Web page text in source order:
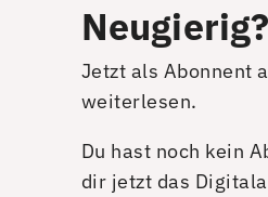
Neugierig?
Jetzt als Abonnent
weiterlesen.
Du hast noch kein
dir jetzt das